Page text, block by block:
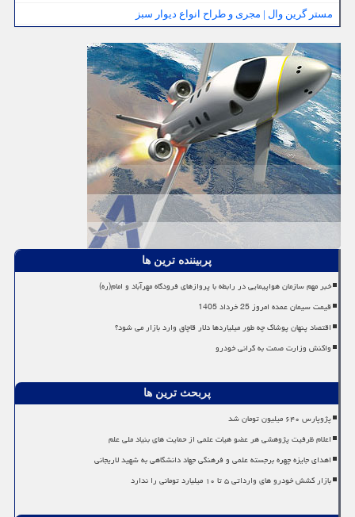
مستر گرین وال | مجری و طراح انواع دیوار سبز
پربیننده ترین ها
خبر مهم سازمان هواپیمایی در رابطه با پروازهای فرودگاه مهرآباد و امام(ره)
قیمت سیمان عمده امروز 25 خرداد 1405
اقتصاد پنهان پوشاک چه طور میلیاردها دلار قاچاق وارد بازار می شود؟
واکنش وزارت صمت به گرانی خودرو
پربحث ترین ها
پژوپارس ۶۴۰ میلیون تومان شد
اعلام ظرفیت پژوهشی هر عضو هیات علمی از حمایت های بنیاد ملی علم
اهدای جایزه چهره برجسته علمی و فرهنگی جهاد دانشگاهی به شهید لاریجانی
بازار کشش خودرو های وارداتی ۵ تا ۱۰ میلیارد تومانی را ندارد